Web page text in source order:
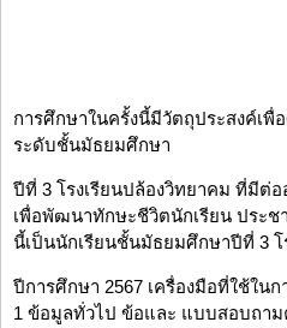
การศึกษาในครั้งนี้มีวัตถุประสงค์เพื่
ระดับชั้นมัธยมศึกษา
ปีที่ 3 โรงเรียนปล้องวิทยาคม ที่มีต่
เพื่อพัฒนาทักษะชีวิตนักเรียน ประช
นี้เป็นนักเรียนชั้นมัธยมศึกษาปีที่ 3 โ
ปีการศึกษา 2567 เครื่องมือที่ใช้ใ
1 ข้อมูลทั่วไป ข้อและ แบบสอบถาม